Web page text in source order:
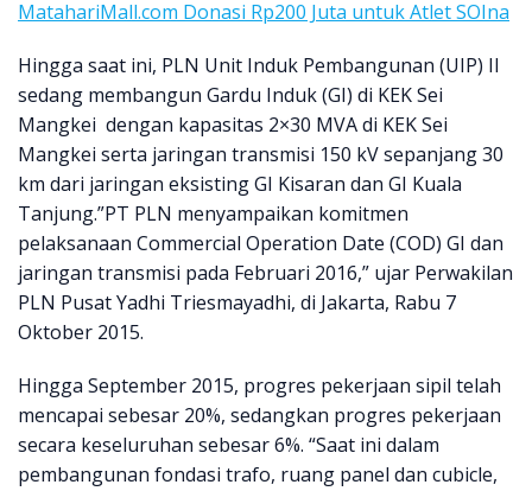
MatahariMall.com Donasi Rp200 Juta untuk Atlet SOIna
Hingga saat ini, PLN Unit Induk Pembangunan (UIP) II
sedang membangun Gardu Induk (GI) di KEK Sei
Mangkei dengan kapasitas 2×30 MVA di KEK Sei
Mangkei serta jaringan transmisi 150 kV sepanjang 30
km dari jaringan eksisting GI Kisaran dan GI Kuala
Tanjung.”PT PLN menyampaikan komitmen
pelaksanaan Commercial Operation Date (COD) GI dan
jaringan transmisi pada Februari 2016,” ujar Perwakilan
PLN Pusat Yadhi Triesmayadhi, di Jakarta, Rabu 7
Oktober 2015.
Hingga September 2015, progres pekerjaan sipil telah
mencapai sebesar 20%, sedangkan progres pekerjaan
secara keseluruhan sebesar 6%. “Saat ini dalam
pembangunan fondasi trafo, ruang panel dan cubicle,